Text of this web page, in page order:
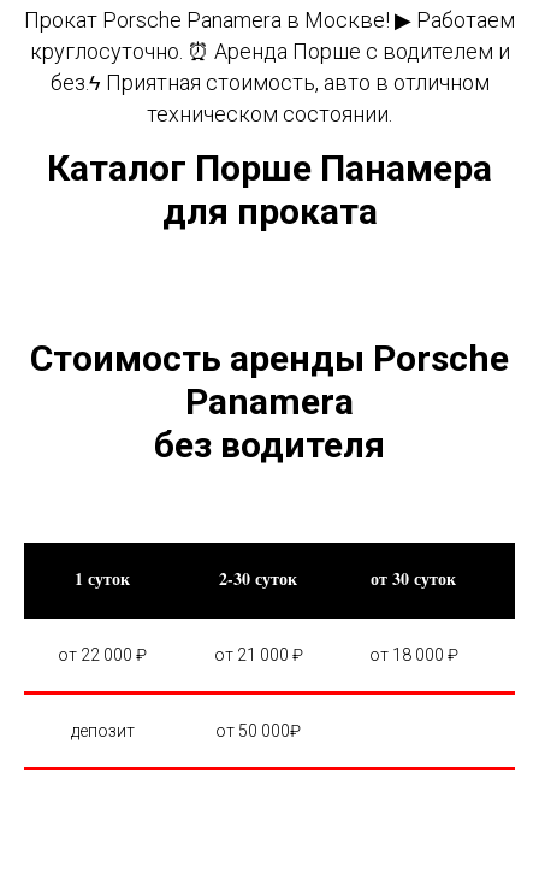
Прокат Porsche Panamera в Москве! ▶ Работаем
круглосуточно. ⏰ Аренда Порше с водителем и
без.ϟ Приятная стоимость, авто в отличном
техническом состоянии.
Каталог Порше Панамера
для проката
Стоимость аренды Porsche
Panamera
без водителя
1 суток 2-30 суток от 30 суток
от 22 000 ₽ от 21 000 ₽ от 18 000 ₽
депозит от 50 000₽